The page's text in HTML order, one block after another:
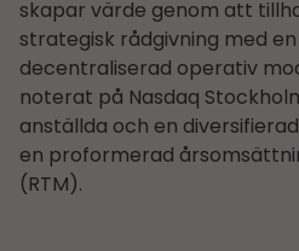
skapar värde genom att
strategisk rådgivning med
decentraliserad operativ
noterat på Nasdaq
anställda och en
en proformerad
(RTM).